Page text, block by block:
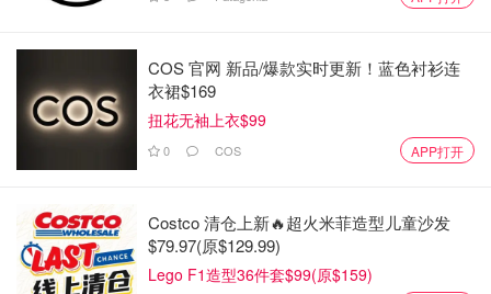
COS 官网 新品/爆款实时更新！蓝色衬衫连
衣裙$169
扭花无袖上衣$99
0 COS APP打开
Costco 清仓上新🔥超火米菲造型儿童沙发
$79.97(原$129.99)
Lego F1造型36件套$99(原$159)